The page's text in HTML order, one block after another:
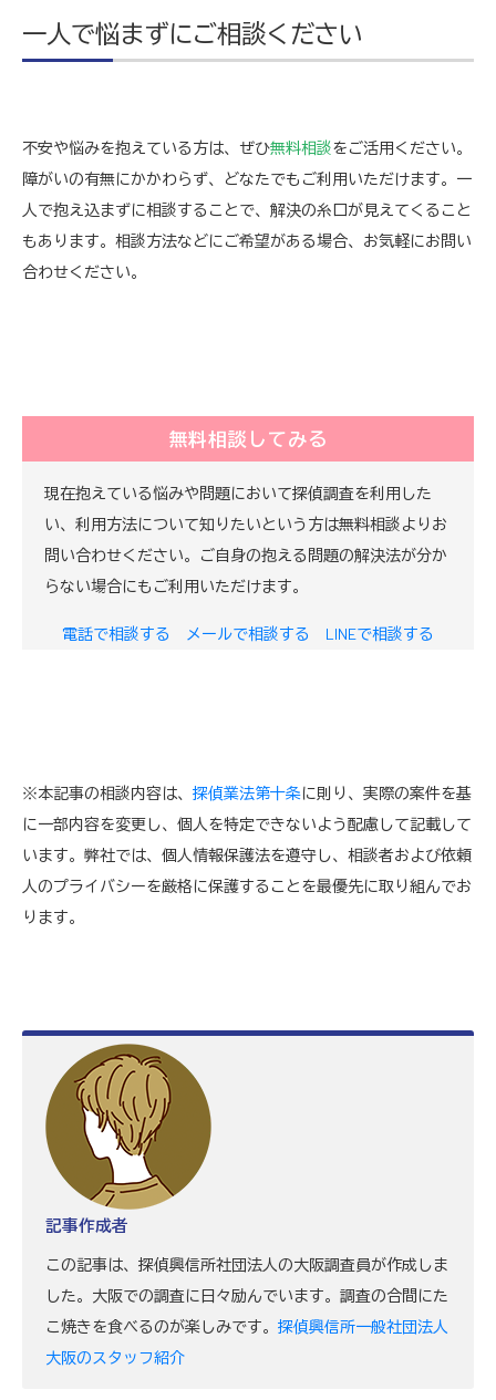
一人で悩まずにご相談ください
不安や悩みを抱えている方は、ぜひ無料相談をご活用ください。
障がいの有無にかかわらず、どなたでもご利用いただけます。一
人で抱え込まずに相談することで、解決の糸口が見えてくること
もあります。相談方法などにご希望がある場合、お気軽にお問い
合わせください。
無料相談してみる
現在抱えている悩みや問題において探偵調査を利用した
い、利用方法について知りたいという方は無料相談よりお
問い合わせください。ご自身の抱える問題の解決法が分か
らない場合にもご利用いただけます。
電話で相談する メールで相談する LINEで相談する
※本記事の相談内容は、 探偵業法第十条に則り、実際の案件を基
に一部内容を変更し、個人を特定できないよう配慮して記載して
います。弊社では、個人情報保護法を遵守し、相談者および依頼
人のプライバシーを厳格に保護することを最優先に取り組んでお
ります。
記事作成者
この記事は、探偵興信所社団法人の大阪調査員が作成しま
した。大阪での調査に日々励んでいます。調査の合間にた
こ焼きを食べるのが楽しみです。 探偵興信所一般社団法人
大阪のスタッフ紹介